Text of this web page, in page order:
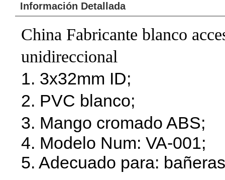
Información Detallada
China Fabricante blanco
unidireccional
1. 3x32mm ID;
2. PVC blanco;
3. Mango cromado ABS;
4. Modelo Num: VA-001;
5. Adecuado para: